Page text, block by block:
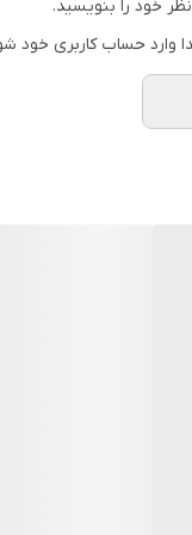
خود را بنویسید.
وارد حساب کاربری خود